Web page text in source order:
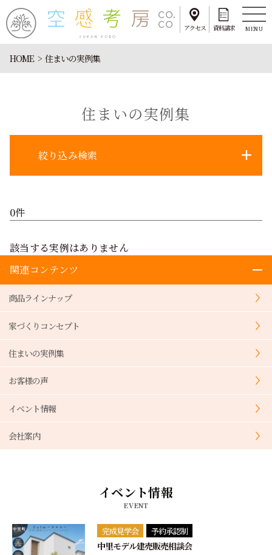
アクセス 資料請求 MENU
HOME 住まいの実例集
住まいの実例集
絞り込み検索
0件
該当する実例はありません
関連コンテンツ
商品ラインナップ
家づくりコンセプト
住まいの実例集
お客様の声
イベント情報
会社案内
イベント情報
EVENT
完成見学会 予約承認制
中里モデル建売販売相談会